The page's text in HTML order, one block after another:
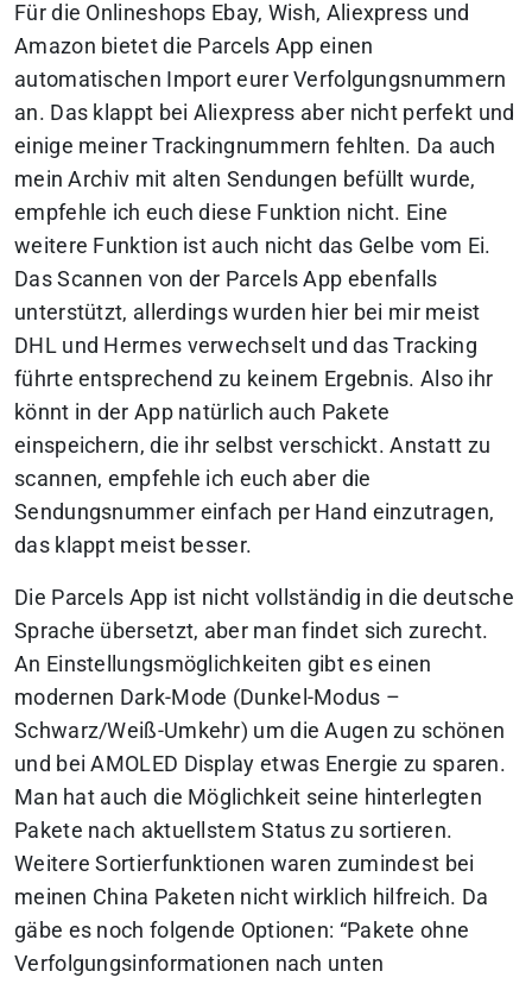
Für die Onlineshops Ebay, Wish, Aliexpress und
Amazon bietet die Parcels App einen
automatischen Import eurer Verfolgungsnummern
an. Das klappt bei Aliexpress aber nicht perfekt und
einige meiner Trackingnummern fehlten. Da auch
mein Archiv mit alten Sendungen befüllt wurde,
empfehle ich euch diese Funktion nicht. Eine
weitere Funktion ist auch nicht das Gelbe vom Ei.
Das Scannen von der Parcels App ebenfalls
unterstützt, allerdings wurden hier bei mir meist
DHL und Hermes verwechselt und das Tracking
führte entsprechend zu keinem Ergebnis. Also ihr
könnt in der App natürlich auch Pakete
einspeichern, die ihr selbst verschickt. Anstatt zu
scannen, empfehle ich euch aber die
Sendungsnummer einfach per Hand einzutragen,
das klappt meist besser.
Die Parcels App ist nicht vollständig in die deutsche
Sprache übersetzt, aber man findet sich zurecht.
An Einstellungsmöglichkeiten gibt es einen
modernen Dark-Mode (Dunkel-Modus –
Schwarz/Weiß-Umkehr) um die Augen zu schönen
und bei AMOLED Display etwas Energie zu sparen.
Man hat auch die Möglichkeit seine hinterlegten
Pakete nach aktuellstem Status zu sortieren.
Weitere Sortierfunktionen waren zumindest bei
meinen China Paketen nicht wirklich hilfreich. Da
gäbe es noch folgende Optionen: “Pakete ohne
Verfolgungsinformationen nach unten